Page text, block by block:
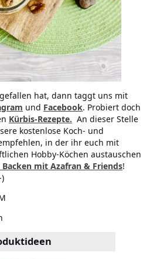
hat, dann taggt uns mit
und Facebook. Probiert doch
Kürbis-Rezepte. An dieser Stelle
kostenlose Koch- und
in der ihr euch mit
Hobby-Köchen austauschen
Backen mit Azafran & Friends!